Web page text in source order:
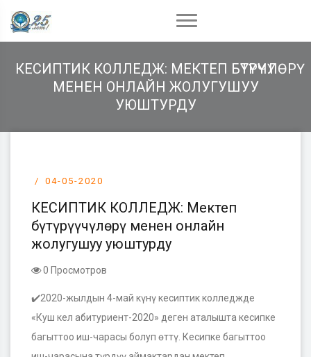
КЕСИПТИК КОЛЛЕДЖ: МЕКТЕП БҮТҮРҮҮЧҮЛӨРҮ
МЕНЕН ОНЛАЙН ЖОЛУГУШУУ
УЮШТУРДУ
04-05-2020
КЕСИПТИК КОЛЛЕДЖ: Мектеп
бүтүрүүчүлөрү менен онлайн
жолугушуу уюштурду
0 Просмотров
✔️2020-жылдын 4-май күнү кесиптик колледжде
«Куш кел абитуриент-2020» деген аталышта кесипке
багыттоо иш-чарасы болуп өттү. Кесипке багыттоо